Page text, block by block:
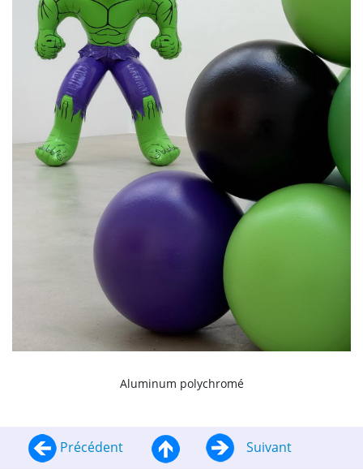
Aluminum polychromé
Précédent Suivant